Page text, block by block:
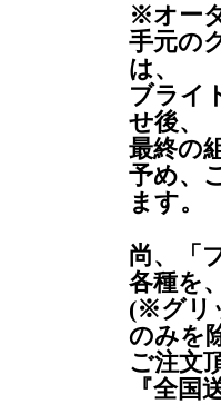
※オー
手元の
は、
ブライ
せ後、
最終の
予め、
ます。
尚、「
各種を
(※グリ
のみを
ご注文
『全